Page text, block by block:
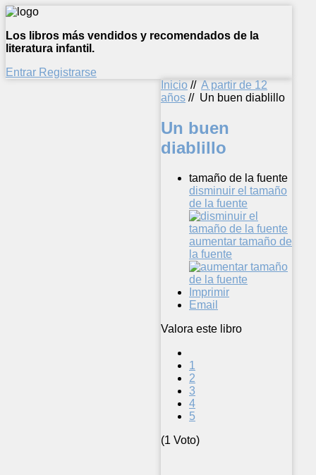
Los libros más vendidos y recomendados de la
literatura infantil.
Entrar Registrarse
Inicio // A partir de 12
años // Un buen diablillo
Un buen
diablillo
tamaño de la fuente
disminuir el tamaño
de la fuente
aumentar tamaño de
la fuente
Imprimir
Email
Valora este libro
1
2
3
4
5
(1 Voto)